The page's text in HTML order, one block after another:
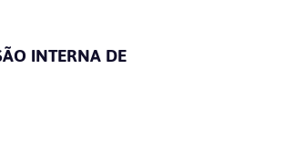
INTERNA DE